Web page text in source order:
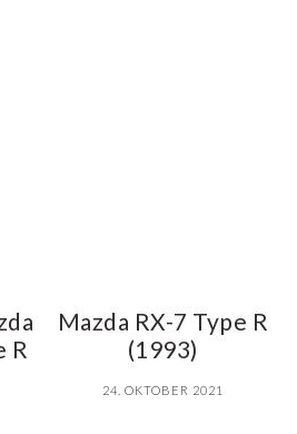
R
Mazda RX-7 Type R
(1993)
24. OKTOBER 2021